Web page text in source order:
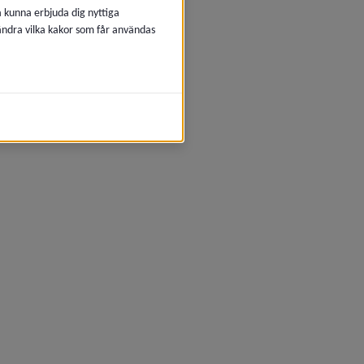
erbjuda dig nyttiga
vilka kakor som får användas